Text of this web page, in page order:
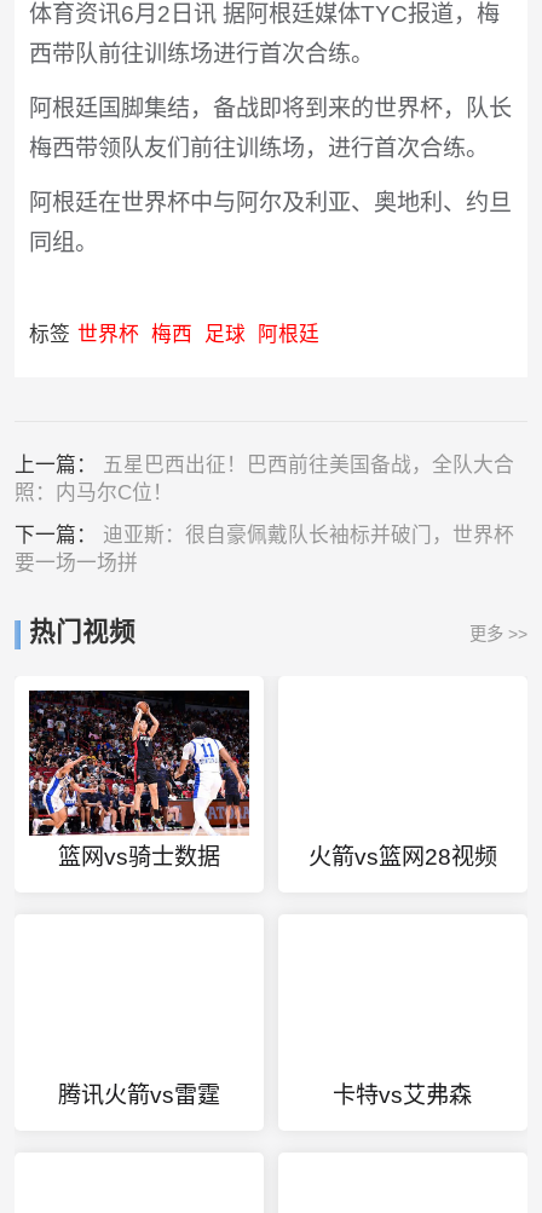
体育资讯6月2日讯 据阿根廷媒体TYC报道，梅
西带队前往训练场进行首次合练。
阿根廷国脚集结，备战即将到来的世界杯，队长
梅西带领队友们前往训练场，进行首次合练。
阿根廷在世界杯中与阿尔及利亚、奥地利、约旦
同组。
标签 世界杯 梅西 足球 阿根廷
上一篇：
五星巴西出征！巴西前往美国备战，全队大合
照：内马尔C位！
下一篇： 迪亚斯：很自豪佩戴队长袖标并破门，世界杯
要一场一场拼
热门视频 更多 >>
篮网vs骑士数据 火箭vs篮网28视频
腾讯火箭vs雷霆 卡特vs艾弗森